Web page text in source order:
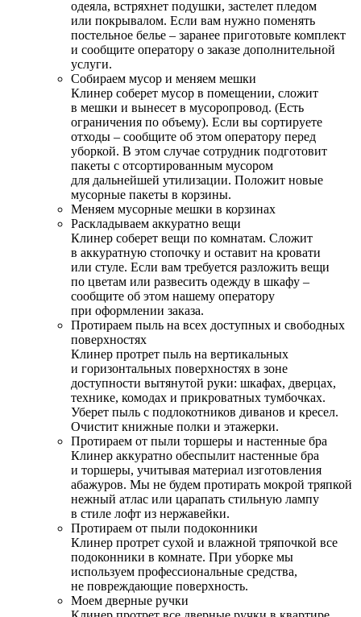
одеяла, встряхнет подушки, застелет пледом
или покрывалом. Если вам нужно поменять
постельное белье – заранее приготовьте комплект
и сообщите оператору о заказе дополнительной
услуги.
Собираем мусор и меняем мешки
Клинер соберет мусор в помещении, сложит
в мешки и вынесет в мусоропровод. (Есть
ограничения по объему). Если вы сортируете
отходы – сообщите об этом оператору перед
уборкой. В этом случае сотрудник подготовит
пакеты с отсортированным мусором
для дальнейшей утилизации. Положит новые
мусорные пакеты в корзины.
Меняем мусорные мешки в корзинах
Раскладываем аккуратно вещи
Клинер соберет вещи по комнатам. Сложит
в аккуратную стопочку и оставит на кровати
или стуле. Если вам требуется разложить вещи
по цветам или развесить одежду в шкафу –
сообщите об этом нашему оператору
при оформлении заказа.
Протираем пыль на всех доступных и свободных
поверхностях
Клинер протрет пыль на вертикальных
и горизонтальных поверхностях в зоне
доступности вытянутой руки: шкафах, дверцах,
технике, комодах и прикроватных тумбочках.
Уберет пыль с подлокотников диванов и кресел.
Очистит книжные полки и этажерки.
Протираем от пыли торшеры и настенные бра
Клинер аккуратно обеспылит настенные бра
и торшеры, учитывая материал изготовления
абажуров. Мы не будем протирать мокрой тряпкой
нежный атлас или царапать стильную лампу
в стиле лофт из нержавейки.
Протираем от пыли подоконники
Клинер протрет сухой и влажной тряпочкой все
подоконники в комнате. При уборке мы
используем профессиональные средства,
не повреждающие поверхность.
Моем дверные ручки